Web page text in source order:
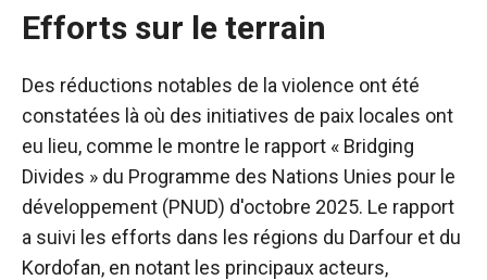
Efforts sur le terrain
Des réductions notables de la violence ont été
constatées là où des initiatives de paix locales ont
eu lieu, comme le montre le rapport « Bridging
Divides » du Programme des Nations Unies pour le
développement (PNUD) d'octobre 2025. Le rapport
a suivi les efforts dans les régions du Darfour et du
Kordofan, en notant les principaux acteurs,